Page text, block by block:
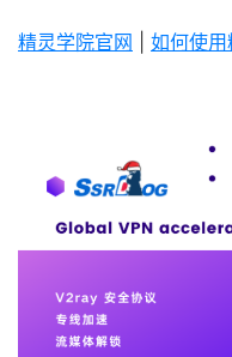
精灵学院官网 如何使用